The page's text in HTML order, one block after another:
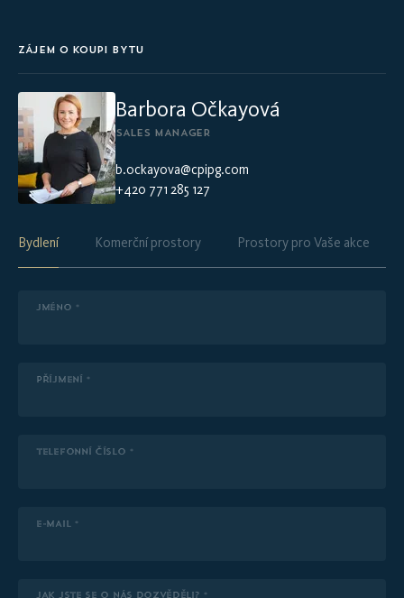
ZÁJEM O KOUPI BYTU
Barbora Očkayová
SALES MANAGER
b.ockayova@cpipg.com
+420 771 285 127
Bydlení Komerční prostory Prostory pro Vaše akce
JMÉNO *
PŘÍJMENÍ *
TELEFONNÍ ČÍSLO *
E-MAIL *
JAK JSTE SE O NÁS DOZVĚDĚLI? *